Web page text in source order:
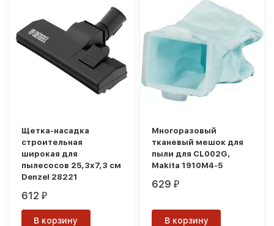
Щетка-насадка
строительная
широкая для
пылесосов 25,3х7,3 см
Denzel 28221
612₽
В корзину
Многоразовый
тканевый мешок для
пыли для CL002G,
Makita 1910M4-5
629₽
В корзину